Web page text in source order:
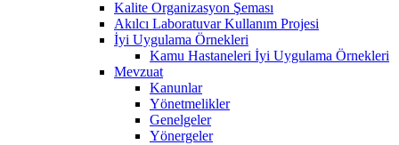
Kalite Organizasyon Şeması
Akılcı Laboratuvar Kullanım Projesi
İyi Uygulama Örnekleri
Kamu Hastaneleri İyi Uygulama Örnekleri
Mevzuat
Kanunlar
Yönetmelikler
Genelgeler
Yönergeler